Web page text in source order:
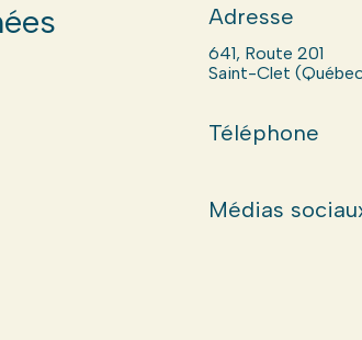
Adresse
641, Route 201
Saint-Clet
Téléphone
Médias